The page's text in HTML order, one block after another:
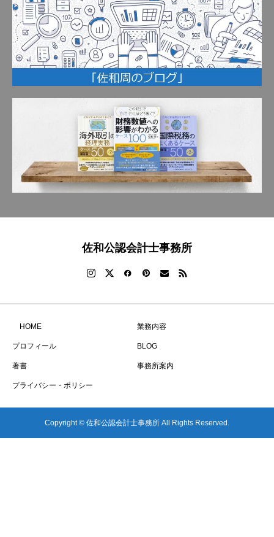
佐和公認会計士事務所
HOME 業務内容
プロフィール BLOG
著書 事務所案内
プライバシー・ポリシー
Copyright © 佐和公認会計士事務所 All Rights Reserved.